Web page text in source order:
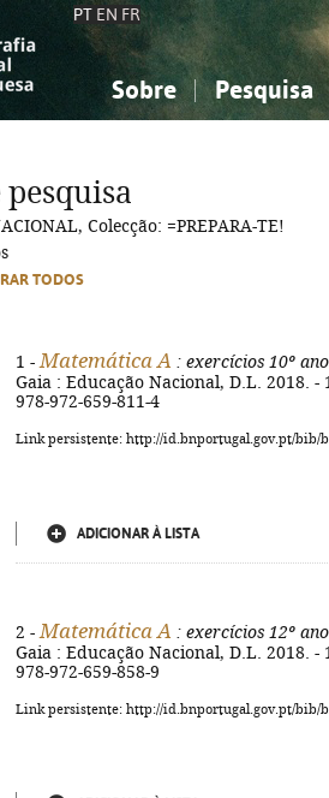
PT EN FR
Sobre Pesquisa
Ciências sociais...
Arte, desporto...
Ciências sociais...
Arte, desporto...
pesquisa
Colecção: =PREPARA-TE!
TODOS
1 - Matemática A : exercícios 10º ano
Gaia : Educação Nacional, D.L. 2018.
978-972-659-811-4
Link persistente: http://id.bnportugal.gov.pt/bib/
ADICIONAR À LISTA
2 - Matemática A : exercícios 12º ano
Gaia : Educação Nacional, D.L. 2018.
978-972-659-858-9
Link persistente: http://id.bnportugal.gov.pt/bib/